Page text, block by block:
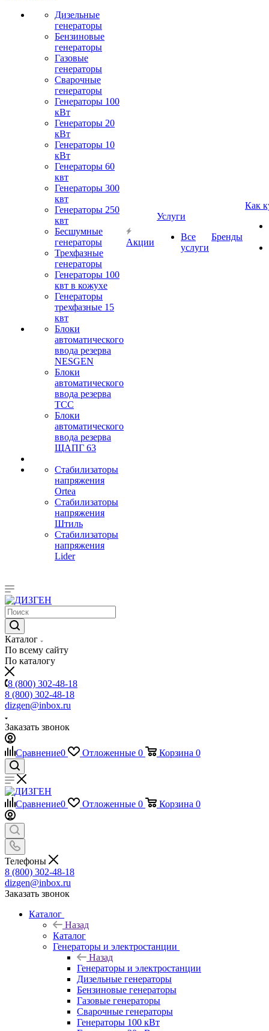
Дизельные
генераторы
Бензиновые
генераторы
Газовые
генераторы
Сварочные
генераторы
Генераторы 100
кВт
Генераторы 20
кВт
Генераторы 10
кВт
Генераторы 60
квт
Генераторы 300
квт
Генераторы 250
квт
Бесшумные
генераторы
Трехфазные
генераторы
Генераторы 100
квт в кожухе
Генераторы
трехфазные 15
квт
Блоки
автоматического
ввода резерва
NESGEN
Блоки
автоматического
ввода резерва
ТСС
Блоки
автоматического
ввода резерва
ЩАПГ 63
Стабилизаторы
напряжения
Ortea
Стабилизаторы
напряжения
Штиль
Стабилизаторы
напряжения
Lider
Акции
Услуги
Все
услуги
Бренды
Как
Каталог
По всему сайту
По каталогу
8 (800) 302-48-18
8 (800) 302-48-18
dizgen@inbox.ru
Заказать звонок
Сравнение0 Отложенные 0 Корзина 0
Сравнение0 Отложенные 0 Корзина 0
Телефоны
8 (800) 302-48-18
dizgen@inbox.ru
Заказать звонок
Каталог
Назад
Каталог
Генераторы и электростанции
Назад
Генераторы и электростанции
Дизельные генераторы
Бензиновые генераторы
Газовые генераторы
Сварочные генераторы
Генераторы 100 кВт